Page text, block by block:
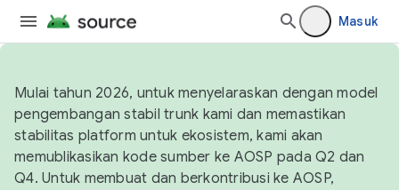
Masuk
Mulai tahun 2026, untuk menyelaraskan dengan model
pengembangan stabil trunk kami dan memastikan
stabilitas platform untuk ekosistem, kami akan
memublikasikan kode sumber ke AOSP pada Q2 dan
Q4. Untuk membuat dan berkontribusi ke AOSP,